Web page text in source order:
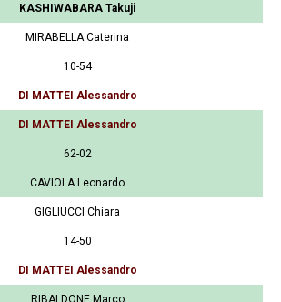
KASHIWABARA Takuji
MIRABELLA Caterina
10-54
DI MATTEI Alessandro
DI MATTEI Alessandro
62-02
CAVIOLA Leonardo
GIGLIUCCI Chiara
14-50
DI MATTEI Alessandro
RIBALDONE Marco